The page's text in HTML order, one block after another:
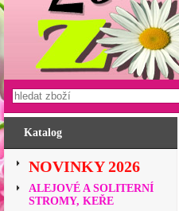
Katalog
NOVINKY 2026
ALEJOVÉ A SOLITERNÍ
STROMY, KEŘE